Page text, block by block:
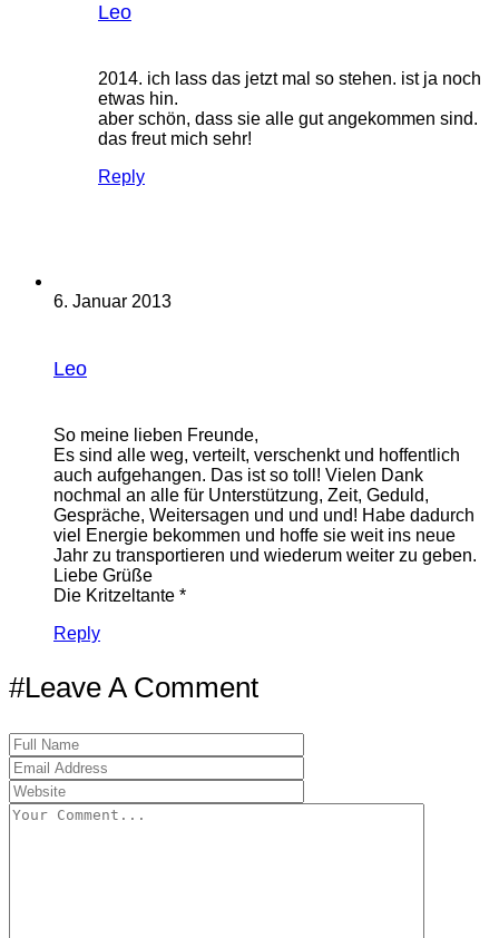
Leo
2014. ich lass das jetzt mal so stehen. ist ja noch
etwas hin.
aber schön, dass sie alle gut angekommen sind.
das freut mich sehr!
Reply
6. Januar 2013
Leo
So meine lieben Freunde,
Es sind alle weg, verteilt, verschenkt und hoffentlich
auch aufgehangen. Das ist so toll! Vielen Dank
nochmal an alle für Unterstützung, Zeit, Geduld,
Gespräche, Weitersagen und und und! Habe dadurch
viel Energie bekommen und hoffe sie weit ins neue
Jahr zu transportieren und wiederum weiter zu geben.
Liebe Grüße
Die Kritzeltante *
Reply
#Leave A Comment